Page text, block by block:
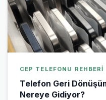
CEP TELEFONU REHBERI
Telefon Geri
Nereye Gidiyor?